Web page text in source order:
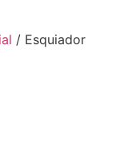
/ Esquiador